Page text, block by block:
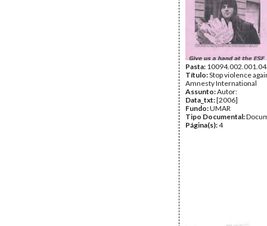
Pasta:
Título:Stop violence
Amnesty International
Assunto:Autor:
Data_txt:[2006]
Fundo:UMAR
Tipo Documental:
Página(s):4